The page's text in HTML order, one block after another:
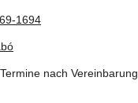
1694
Termine nach Vereinbarung